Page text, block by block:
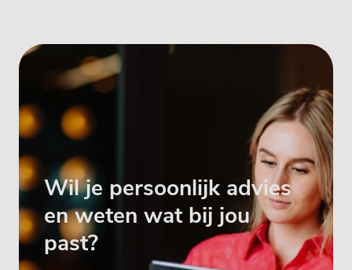
Wil je persoonlijk advies
en weten wat bij jou
past?